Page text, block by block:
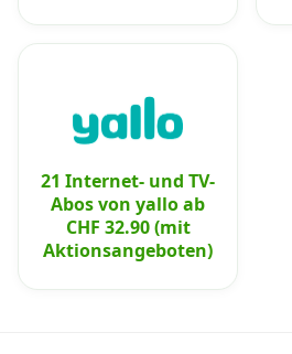
21 Internet- und TV-
Abos von yallo ab
CHF 32.90 (mit
Aktionsangeboten)